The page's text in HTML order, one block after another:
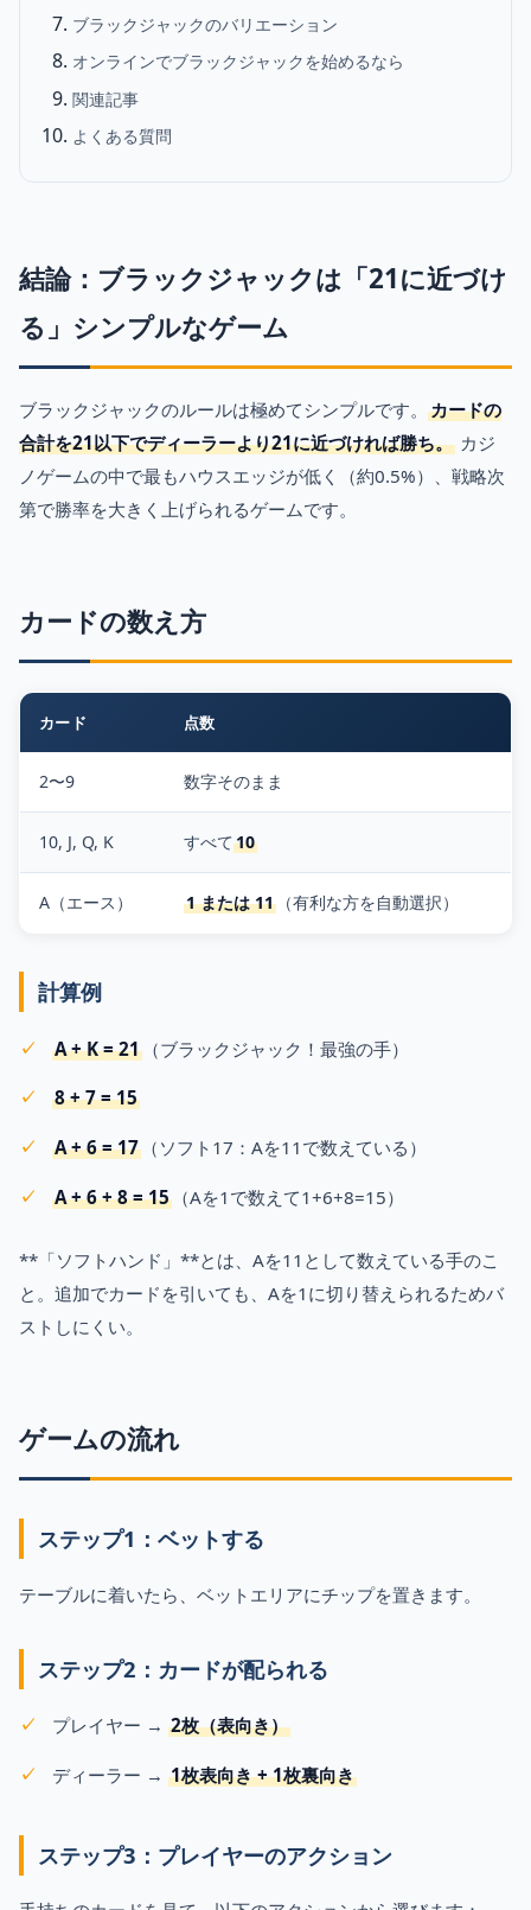
ブラックジャックのバリエーション
オンラインでブラックジャックを始めるなら
関連記事
よくある質問
結論：ブラックジャックは「21に近づけ
る」シンプルなゲーム
ブラックジャックのルールは極めてシンプルです。 カードの
合計を21以下でディーラーより21に近づければ勝ち。 カジ
ノゲームの中で最もハウスエッジが低く（約0.5%）、戦略次
第で勝率を大きく上げられるゲームです。
カードの数え方
カード 点数
2〜9 数字そのまま
10, J, Q, K すべて10
A（エース） 1 または 11 （有利な方を自動選択）
計算例
A + K = 21 （ブラックジャック！最強の手）
8 + 7 = 15
A + 6 = 17 （ソフト17：Aを11で数えている）
A + 6 + 8 = 15 （Aを1で数えて1+6+8=15）
**「ソフトハンド」**とは、Aを11として数えている手のこ
と。追加でカードを引いても、Aを1に切り替えられるためバ
ストしにくい。
ゲームの流れ
ステップ1：ベットする
テーブルに着いたら、ベットエリアにチップを置きます。
ステップ2：カードが配られる
プレイヤー → 2枚（表向き）
ディーラー → 1枚表向き + 1枚裏向き
ステップ3：プレイヤーのアクション